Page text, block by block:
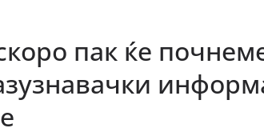
пак ќе